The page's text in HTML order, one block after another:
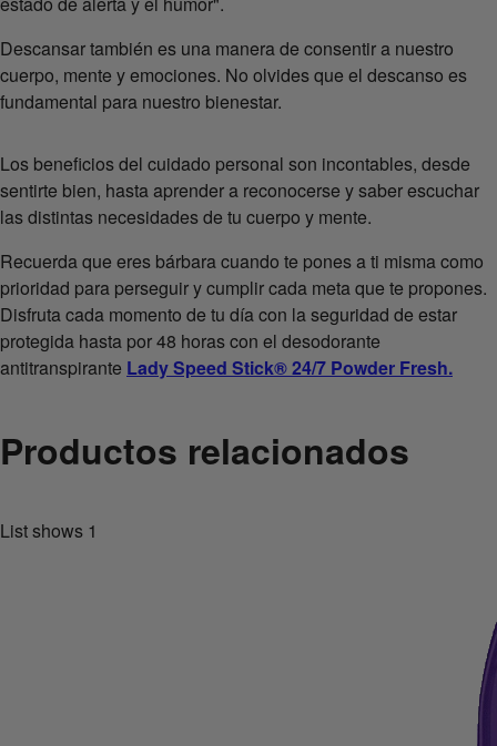
Descansar también es una manera de consentir a nuestro
cuerpo, mente y emociones. No olvides que el descanso es
fundamental para nuestro bienestar.
Los beneficios del cuidado personal son incontables, desde
sentirte bien, hasta aprender a reconocerse y saber escuchar
las distintas necesidades de tu cuerpo y mente.
Recuerda que eres bárbara cuando te pones a ti misma como
prioridad para perseguir y cumplir cada meta que te propones.
Disfruta cada momento de tu día con la seguridad de estar
protegida hasta por 48 horas con el desodorante
antitranspirante Lady Speed Stick® 24/7 Powder Fresh.
Productos relacionados
List shows 1